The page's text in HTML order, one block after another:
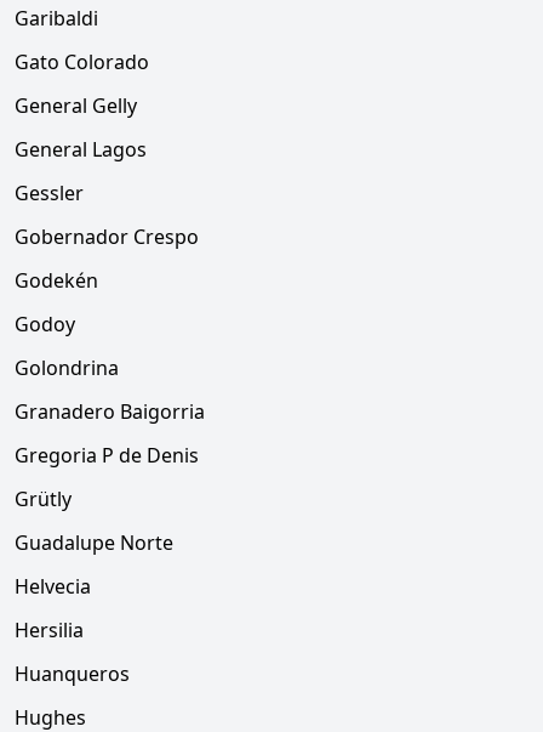
Garibaldi
Gato Colorado
General Gelly
General Lagos
Gessler
Gobernador Crespo
Godekén
Godoy
Golondrina
Granadero Baigorria
Gregoria P de Denis
Grütly
Guadalupe Norte
Helvecia
Hersilia
Huanqueros
Hughes